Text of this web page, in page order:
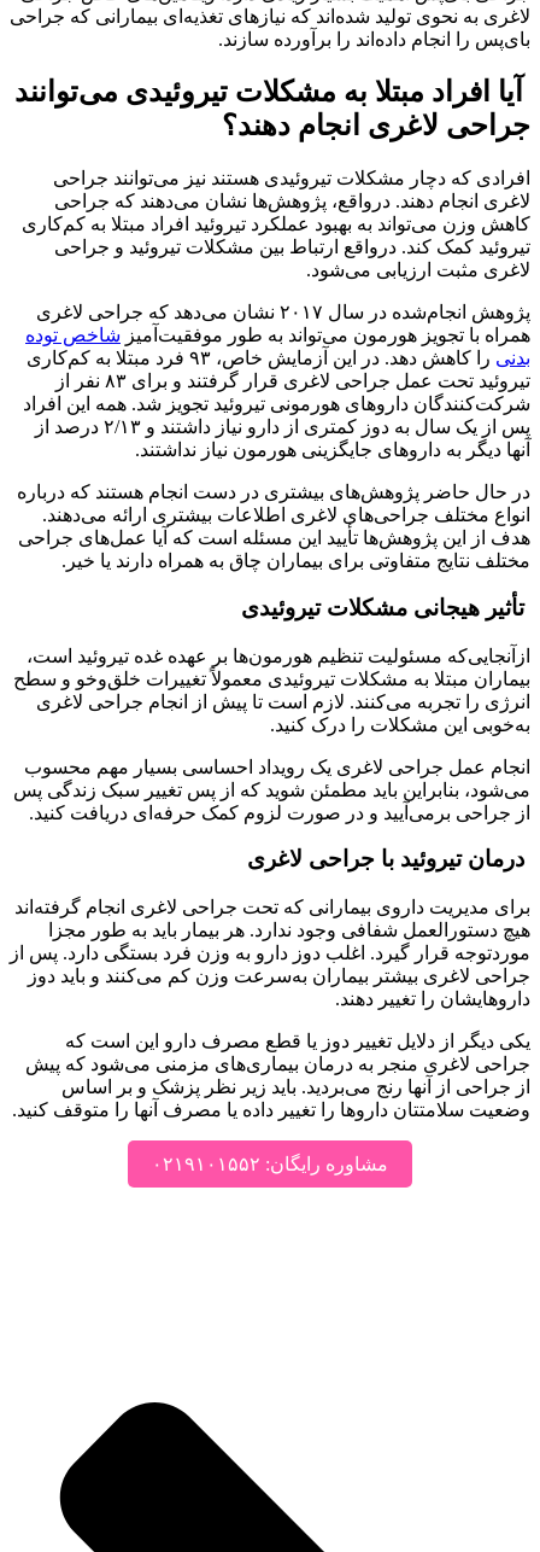
لاغری به نحوی تولید شده‌اند که نیازهای تغذیه‌ای بیمارانی که جراحی
بای‌پس را انجام داده‌اند را برآورده سازند.
آیا افراد مبتلا به مشکلات تیروئیدی می‌توانند
جراحی لاغری انجام دهند؟
افرادی که دچار مشکلات تیروئیدی هستند نیز می‌توانند جراحی
لاغری انجام دهند. درواقع، پژوهش‌ها نشان می‌دهند که جراحی
کاهش وزن می‌تواند به بهبود عملکرد تیروئید افراد مبتلا به کم‌کاری
تیروئید کمک کند. درواقع ارتباط بین مشکلات تیروئید و جراحی
لاغری مثبت ارزیابی می‌شود.
پژوهش انجام‌شده در سال ۲۰۱۷ نشان می‌دهد که جراحی لاغری
همراه با تجویز هورمون می‌تواند به طور موفقیت‌آمیز شاخص توده
بدنی
را کاهش دهد. در این آزمایش خاص، ۹۳ فرد مبتلا به کم‌کاری
تیروئید تحت عمل جراحی لاغری قرار گرفتند و برای ۸۳ نفر از
شرکت‌کنندگان داروهای هورمونی تیروئید تجویز شد. همه این افراد
پس از یک سال به دوز کمتری از دارو نیاز داشتند و ۲/۱۳ درصد از
آنها دیگر به داروهای جایگزینی هورمون نیاز نداشتند.
در حال حاضر پژوهش‌های بیشتری در دست انجام هستند که درباره
انواع مختلف جراحی‌های لاغری اطلاعات بیشتری ارائه می‌دهند.
هدف از این پژوهش‌ها تأیید این مسئله است که آیا عمل‌های جراحی
مختلف نتایج متفاوتی برای بیماران چاق به همراه دارند یا خیر.
تأثیر هیجانی مشکلات تیروئیدی
ازآنجایی‌که مسئولیت تنظیم هورمون‌ها بر عهده غده تیروئید است،
بیماران مبتلا به مشکلات تیروئیدی معمولاً تغییرات خلق‌وخو و سطح
انرژی را تجربه می‌کنند. لازم است تا پیش از انجام جراحی لاغری
به‌خوبی این مشکلات را درک کنید.
انجام عمل جراحی لاغری یک رویداد احساسی بسیار مهم محسوب
می‌شود، بنابراین باید مطمئن شوید که از پس تغییر سبک زندگی پس
از جراحی برمی‌آیید و در صورت لزوم کمک حرفه‌ای دریافت کنید.
درمان تیروئید با جراحی لاغری
برای مدیریت داروی بیمارانی که تحت جراحی لاغری انجام گرفته‌اند
هیچ دستورالعمل شفافی وجود ندارد. هر بیمار باید به طور مجزا
موردتوجه قرار گیرد. اغلب دوز دارو به وزن فرد بستگی دارد. پس از
جراحی لاغری بیشتر بیماران به‌سرعت وزن کم می‌کنند و باید دوز
داروهایشان را تغییر دهند.
یکی دیگر از دلایل تغییر دوز یا قطع مصرف دارو این است که
جراحی لاغری منجر به درمان بیماری‌های مزمنی می‌شود که پیش
از جراحی از آنها رنج می‌بردید. باید زیر نظر پزشک و بر اساس
وضعیت سلامتتان داروها را تغییر داده یا مصرف آنها را متوقف کنید.
مشاوره رایگان: ۰۲۱۹۱۰۱۵۵۲